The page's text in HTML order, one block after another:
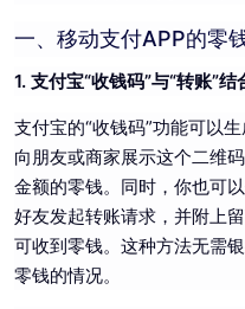
一、移动支付APP的零
1. 支付宝“收钱码”与“转账”结
支付宝的“收钱码”功能可以
向朋友或商家展示这个二维
金额的零钱。同时，你也可
好友发起转账请求，并附上
可收到零钱。这种方法无需
零钱的情况。